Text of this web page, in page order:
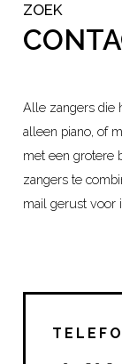
ZOEK
Alle zangers die
alleen piano, of
met een grotere
zangers te
mail gerust voor